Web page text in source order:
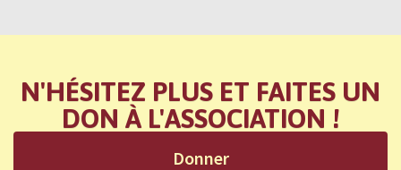
N'HÉSITEZ PLUS ET FAITES UN
DON À L'ASSOCIATION !
Donner